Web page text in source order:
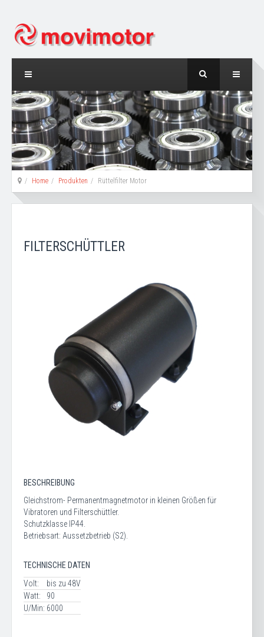
Home Produkten Rüttelfilter Motor
FILTERSCHÜTTLER
BESCHREIBUNG
Gleichstrom- Permanentmagnetmotor in kleinen Größen für
Vibratoren und Filterschüttler.
Schutzklasse IP44.
Betriebsart: Aussetzbetrieb (S2).
TECHNISCHE DATEN
Volt:
bis zu 48V
Watt:
90
U/Min: 6000